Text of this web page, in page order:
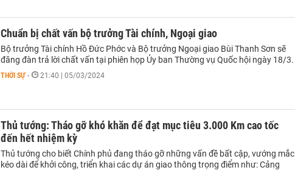
Chuẩn bị chất vấn bộ trưởng Tài chính, Ngoại giao
Bộ trưởng Tài chính Hồ Đức Phớc và Bộ trưởng Ngoại giao Bùi Thanh Sơn sẽ
đăng đàn trả lời chất vấn tại phiên họp Ủy ban Thường vụ Quốc hội ngày 18/3.
THỜI SỰ - 21:40 | 05/03/2024
Thủ tướng: Tháo gỡ khó khăn để đạt mục tiêu 3.000 Km cao tốc
đến hết nhiệm kỳ
Thủ tướng cho biết Chính phủ đang tháo gỡ những vấn đề bất cập, vướng mắc
kéo dài để khởi công, triển khai các dự án giao thông trọng điểm như: Cảng